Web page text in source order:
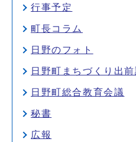
行事予定
町長コラム
日野のフォト
日野町まちづくり出前
日野町総合教育会議
秘書
広報